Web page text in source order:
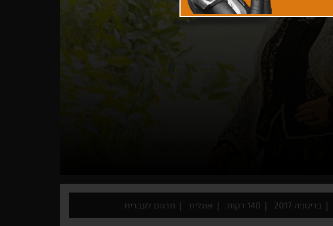
בריטניה 2017 140 דקות אנגלית תרגום לעברית